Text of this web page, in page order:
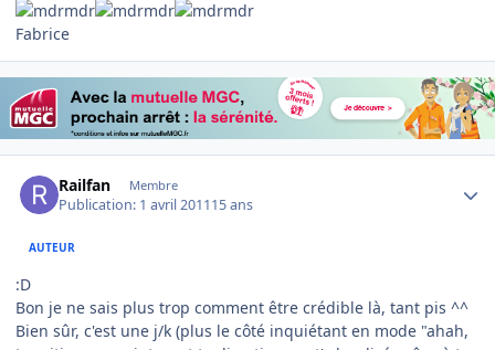
Fabrice
Railfan Membre
Publication: 1 avril 201115 ans
AUTEUR
:D
Bon je ne sais plus trop comment être crédible là, tant pis ^^
Bien sûr, c'est une j/k (plus le côté inquiétant en mode "ahah,